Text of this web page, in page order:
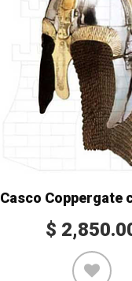
Casco Coppergate
$